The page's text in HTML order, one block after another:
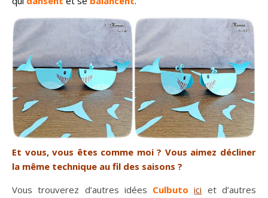
Et vous, vous êtes comme moi ? Vous aimez décliner
la même technique au fil des saisons ?
Vous trouverez d’autres idées Culbuto ici et d’autres